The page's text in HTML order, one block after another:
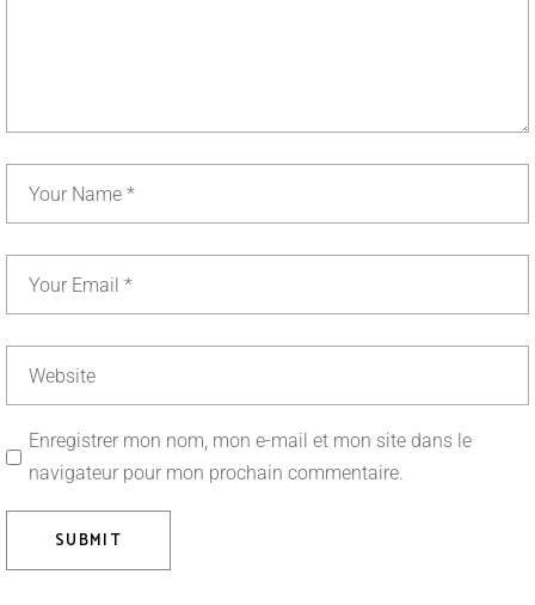
Enregistrer mon nom, mon e-mail et mon site dans le
navigateur pour mon prochain commentaire.
SUBMIT